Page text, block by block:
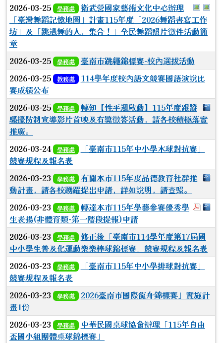
於彈
2026-03-25 學務處
衛武營國家藝術文化中心辦理
「臺灣舞蹈記憶地圖」計畫115年度「2026舞蹈書寫工作
坊」及「跳過舞的人，集合！」全民舞蹈照片徵件活動簡
章
2026-03-25
學務處
臺南市跳繩錦標賽-校內選拔活動
2026-03-25
教務處
114學年度校內語文競賽國語演說比
賽成績公布
2026-03-25 學務處
轉知【性平週啟動】115年度跟蹤
騷擾防制宣導影片首映及有獎徵答活動，請各校積極落實
推廣。
2026-03-24
學務處
「臺南市115年中小學木球對抗賽」
競賽規程及報名表
2026-03-23 學務處
有關本市115年度品德教育社群推
動計畫，請各校踴躍提出申請，詳如說明，請查照。
於彈
2026-03-23 學務處
轉達本市115年學藝參賽優秀學
生表揚(非體育類-第一階段提報)申請
2026-03-23
學務處
修正後「臺南市114學年度第17屆國
中小學生普及化運動樂樂棒球錦標賽」競賽規程及報名表
2026-03-23
學務處
「臺南市115年中小學排球對抗賽」
競賽規程及報名表
2026-03-23
學務處
2026臺南市國際龍舟錦標賽」實施計
畫1份
2026-03-23
學務處
中華民國桌球協會辦理「115年自由
盃國小組團體桌球錦標賽」